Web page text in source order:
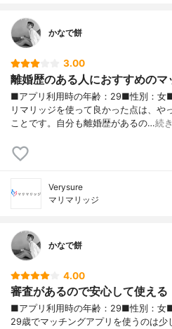
かなで餅
3.00
離婚歴のある人におすすめのマ
■アプリ利用時の年齢：29■性別：女
リマリッジを使って良かった点は、や
ことです。自分も離婚歴があるの…続
Verysure
マリマリッジ
かなで餅
4.00
審査があるので安心して使える
■アプリ利用時の年齢：29■性別：女
29歳でマッチングアプリを使うのは